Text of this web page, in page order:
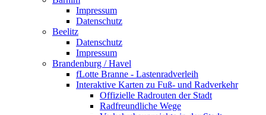
Impressum
Datenschutz
Beelitz
Datenschutz
Impressum
Brandenburg / Havel
fLotte Branne - Lastenradverleih
Interaktive Karten zu Fuß- und Radverkehr
Offizielle Radrouten der Stadt
Radfreundliche Wege